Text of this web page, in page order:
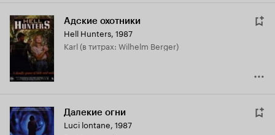
Адские охотники
Hell Hunters, 1987
Karl (в титрах: Wilhelm Berger)
Далекие огни
Luci lontane, 1987